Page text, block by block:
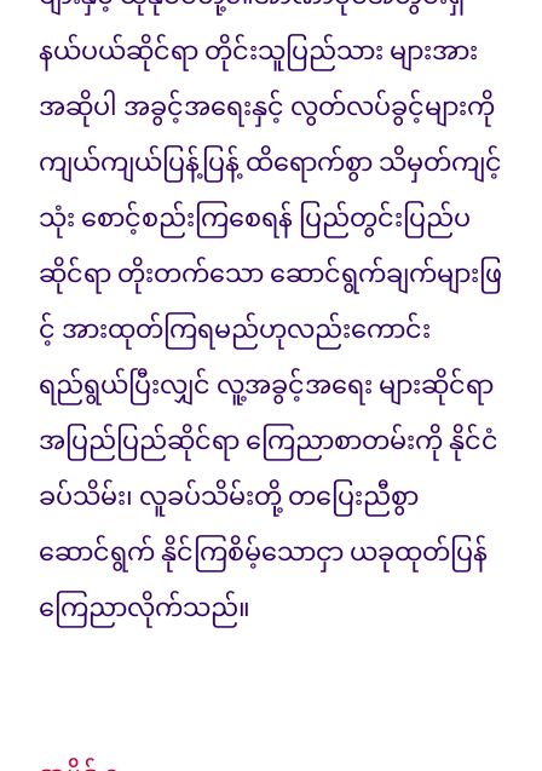
နယ်ပယ်ဆိုင်ရာ တိုင်းသူပြည်သား များအား
အဆိုပါ အခွင့်အရေးနှင့် လွတ်လပ်ခွင့်များကို
ကျယ်ကျယ်ပြန့်ပြန့် ထိရောက်စွာ သိမှတ်ကျင့်
သုံး စောင့်စည်းကြစေရန် ပြည်တွင်းပြည်ပ
ဆိုင်ရာ တိုးတက်သော ဆောင်ရွက်ချက်များဖြ
င့် အားထုတ်ကြရမည်ဟုလည်းကောင်း
ရည်ရွယ်ပြီးလျှင် လူ့အခွင့်အရေး များဆိုင်ရာ
အပြည်ပြည်ဆိုင်ရာ ကြေညာစာတမ်းကို နိုင်ငံ
ခပ်သိမ်း၊ လူခပ်သိမ်းတို့ တပြေးညီစွာ
ဆောင်ရွက် နိုင်ကြစိမ့်သောငှာ ယခုထုတ်ပြန်
ကြေညာလိုက်သည်။